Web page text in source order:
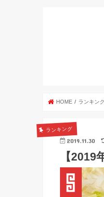
HOME ランキン
ランキング
2019.11.30
【